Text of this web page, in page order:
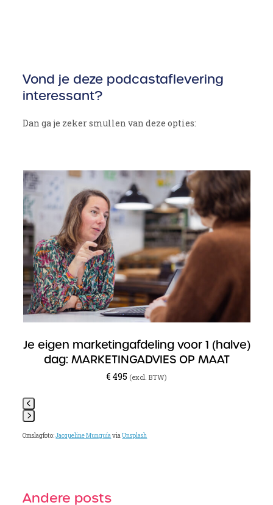
Vond je deze podcastaflevering
interessant?
Dan ga je zeker smullen van deze opties:
Use
the
left
and
right
arrow
keys
to
access
the
carousel
navigation
Je eigen marketingafdeling voor 1 (halve)
dag: MARKETINGADVIES OP MAAT
€ 495 (excl. BTW)
escape
Omslagfoto:Jacqueline MunguíaviaUnsplash
Andere posts